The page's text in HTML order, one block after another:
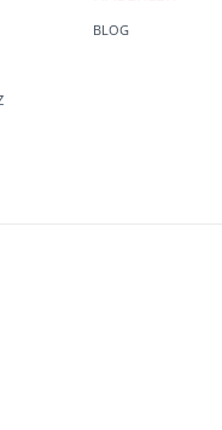
BLOG